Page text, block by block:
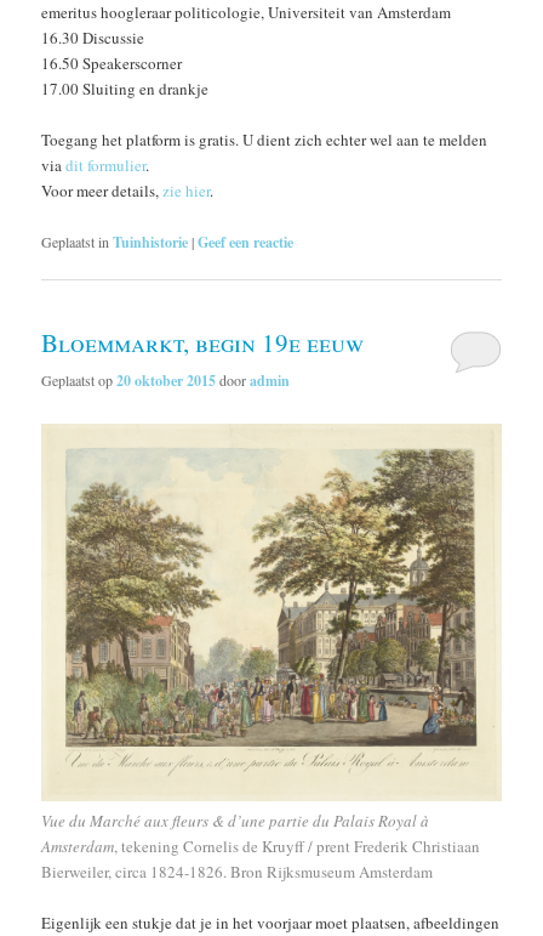
emeritus hoogleraar politicologie, Universiteit van Amsterdam
16.30 Discussie
16.50 Speakerscorner
17.00 Sluiting en drankje
Toegang het platform is gratis. U dient zich echter wel aan te melden
viadit formulier.
Voor meer details,zie hier.
Geplaatst in Tuinhistorie|Geef een reactie
Bloemmarkt, begin 19e eeuw
Geplaatst op20 oktober 2015dooradmin
Vue du Marché aux fleurs & d’une partie du Palais Royal à
Amsterdam, tekening Cornelis de Kruyff / prent Frederik Christiaan
Bierweiler, circa 1824-1826. Bron Rijksmuseum Amsterdam
Eigenlijk een stukje dat je in het voorjaar moet plaatsen, afbeeldingen